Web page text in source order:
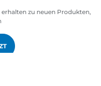
zu neuen Produkten,